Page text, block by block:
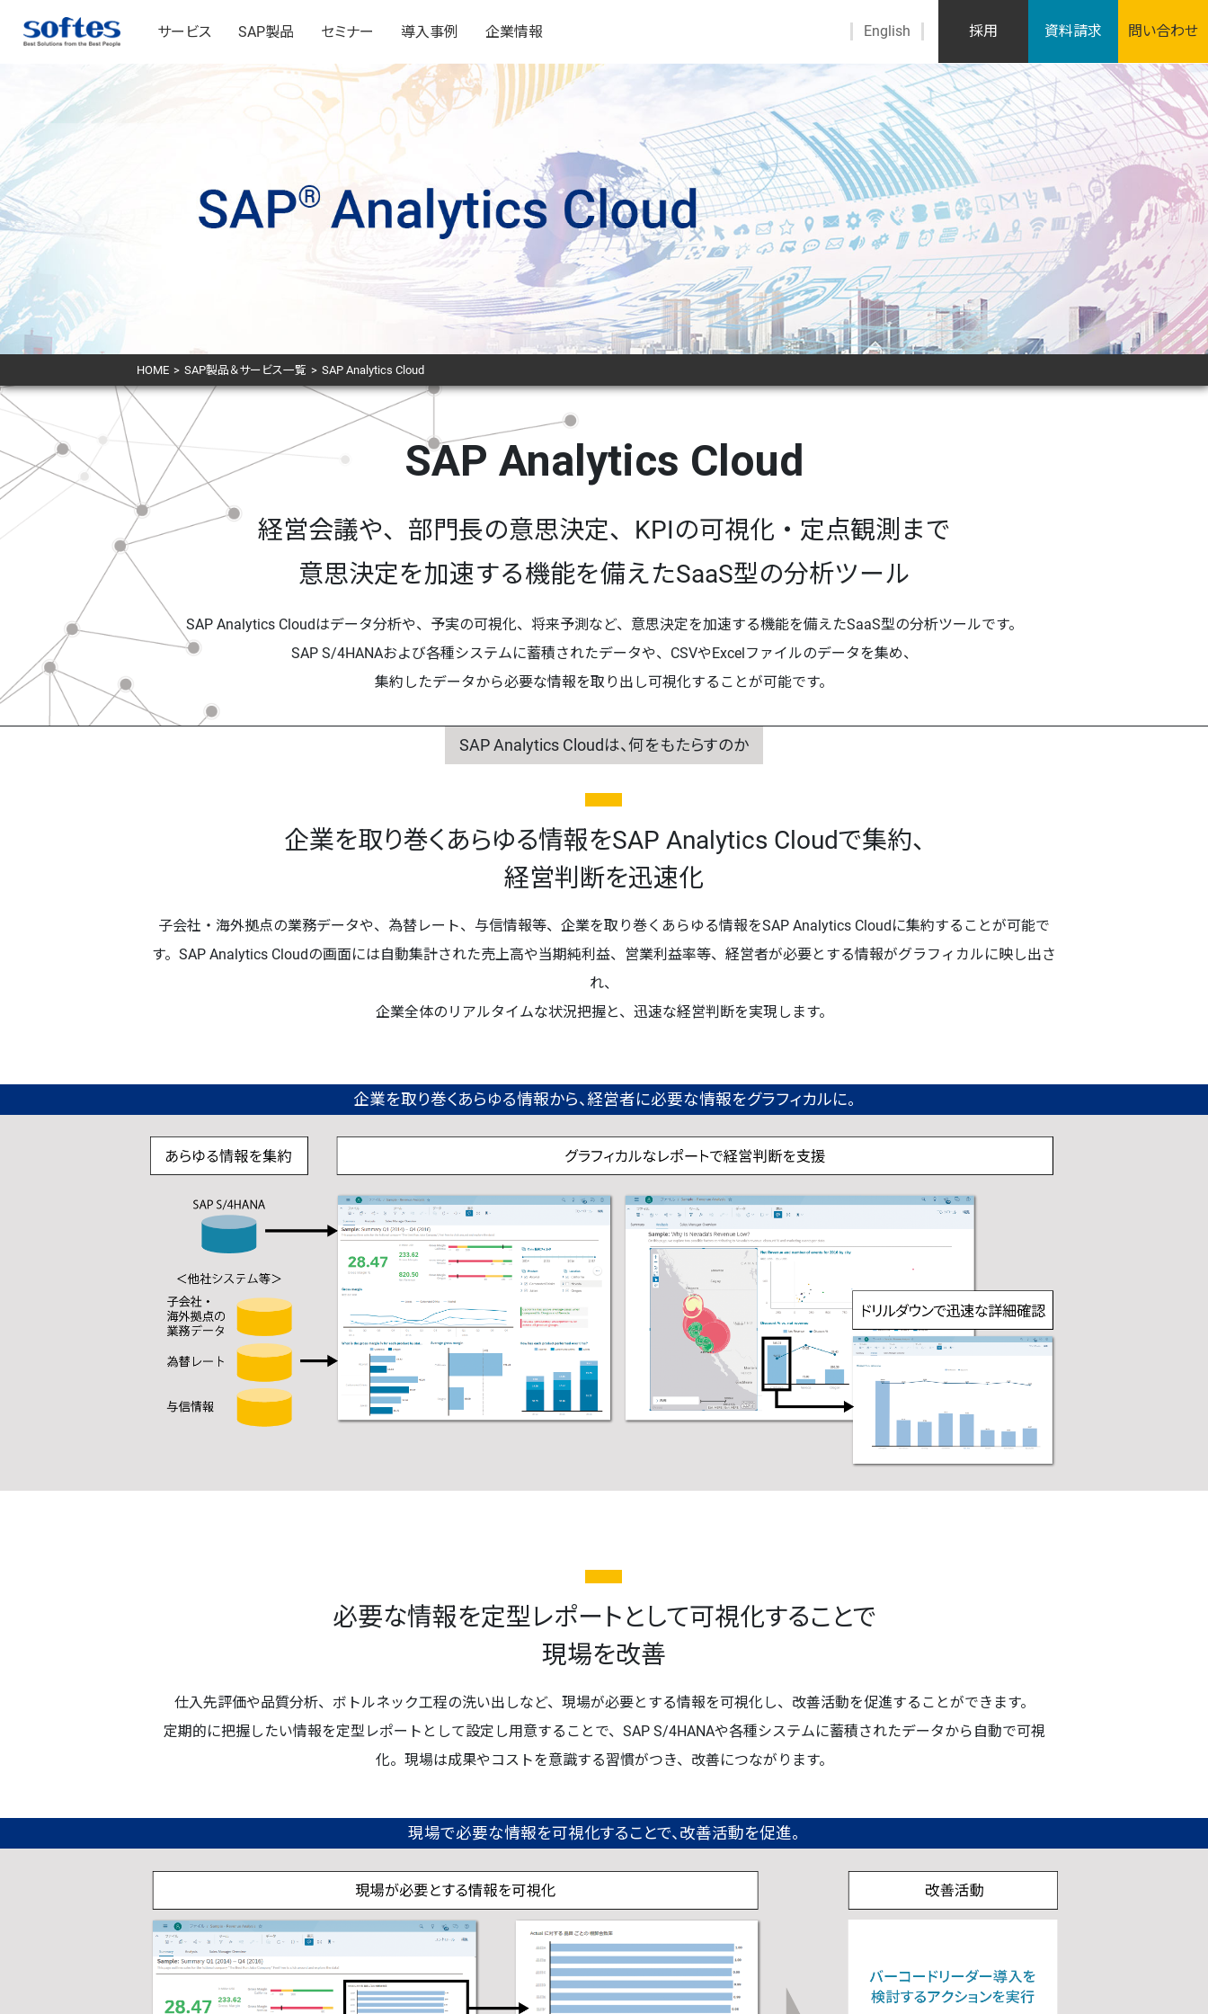
サービス SAP製品 セミナー 導入事例 企業情報 English 採用 資料請求 問い合わせ
HOME > SAP製品＆サービス一覧 > SAP Analytics Cloud
SAP Analytics Cloud
経営会議や、部門長の意思決定、KPIの可視化・定点観測まで
意思決定を加速する機能を備えたSaaS型の分析ツール
SAP Analytics Cloudはデータ分析や、予実の可視化、将来予測など、意思決定を加速する機能を備えたSaaS型の分析ツールです。
SAP S/4HANAおよび各種システムに蓄積されたデータや、CSVやExcelファイルのデータを集め、
集約したデータから必要な情報を取り出し可視化することが可能です。
SAP Analytics Cloudは、何をもたらすのか
企業を取り巻くあらゆる情報をSAP Analytics Cloudで集約、
経営判断を迅速化
子会社・海外拠点の業務データや、為替レート、与信情報等、企業を取り巻くあらゆる情報をSAP Analytics Cloudに集約することが可能で
す。SAP Analytics Cloudの画面には自動集計された売上高や当期純利益、営業利益率等、経営者が必要とする情報がグラフィカルに映し出さ
れ、
企業全体のリアルタイムな状況把握と、迅速な経営判断を実現します。
企業を取り巻くあらゆる情報から、経営者に必要な情報をグラフィカルに。
必要な情報を定型レポートとして可視化することで
現場を改善
仕入先評価や品質分析、ボトルネック工程の洗い出しなど、現場が必要とする情報を可視化し、改善活動を促進することができます。
定期的に把握したい情報を定型レポートとして設定し用意することで、SAP S/4HANAや各種システムに蓄積されたデータから自動で可視
化。現場は成果やコストを意識する習慣がつき、改善につながります。
現場で必要な情報を可視化することで、改善活動を促進。